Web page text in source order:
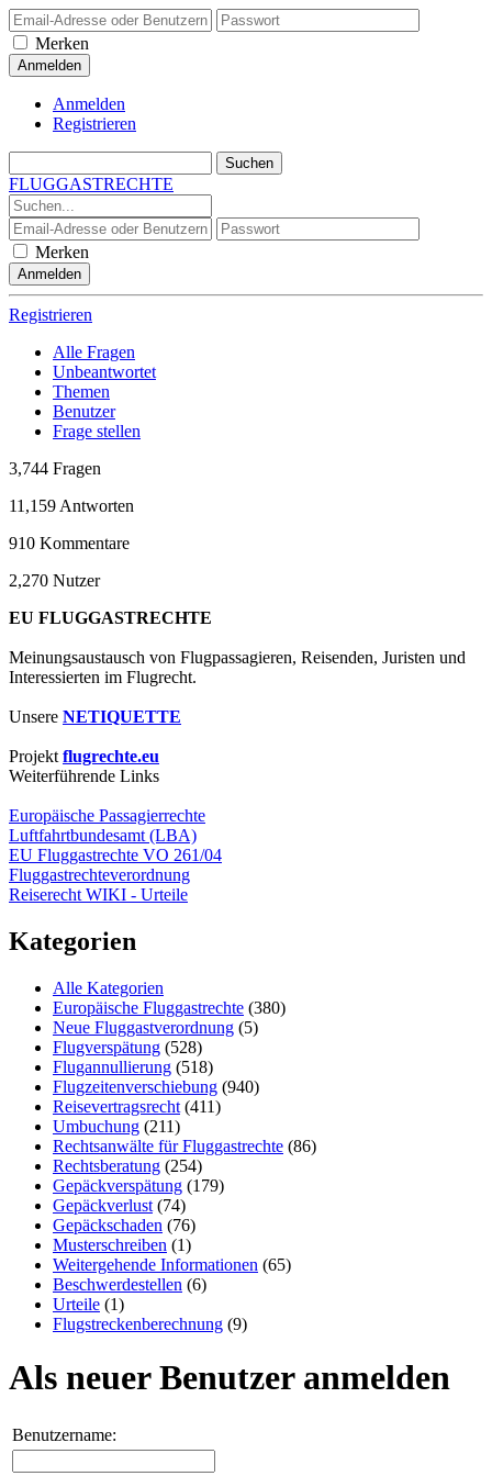
Merken
Anmelden
Registrieren
FLUGGASTRECHTE
Merken
Registrieren
Alle Fragen
Unbeantwortet
Themen
Benutzer
Frage stellen
3,744 Fragen
11,159 Antworten
910 Kommentare
2,270 Nutzer
EU FLUGGASTRECHTE
Meinungsaustausch von Flugpassagieren, Reisenden, Juristen und
Interessierten im Flugrecht.
Unsere NETIQUETTE
Projekt flugrechte.eu
Weiterführende Links
Europäische Passagierrechte
Luftfahrtbundesamt (LBA)
EU Fluggastrechte VO 261/04
Fluggastrechteverordnung
Reiserecht WIKI - Urteile
Kategorien
Alle Kategorien
Europäische Fluggastrechte (380)
Neue Fluggastverordnung (5)
Flugverspätung (528)
Flugannullierung (518)
Flugzeitenverschiebung (940)
Reisevertragsrecht (411)
Umbuchung (211)
Rechtsanwälte für Fluggastrechte (86)
Rechtsberatung (254)
Gepäckverspätung (179)
Gepäckverlust (74)
Gepäckschaden (76)
Musterschreiben (1)
Weitergehende Informationen (65)
Beschwerdestellen (6)
Urteile (1)
Flugstreckenberechnung (9)
Als neuer Benutzer anmelden
Benutzername: